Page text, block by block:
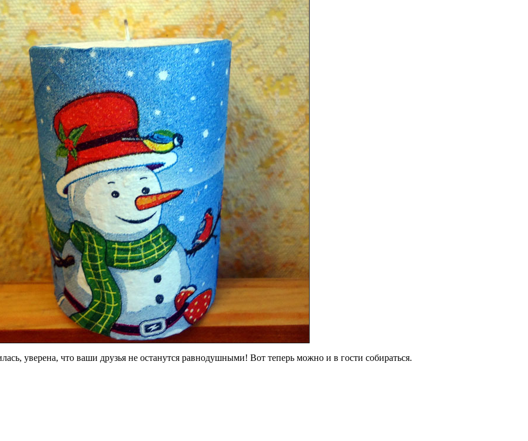
уверена, что ваши друзья не останутся равнодушными! Вот теперь можно и в гости собираться.